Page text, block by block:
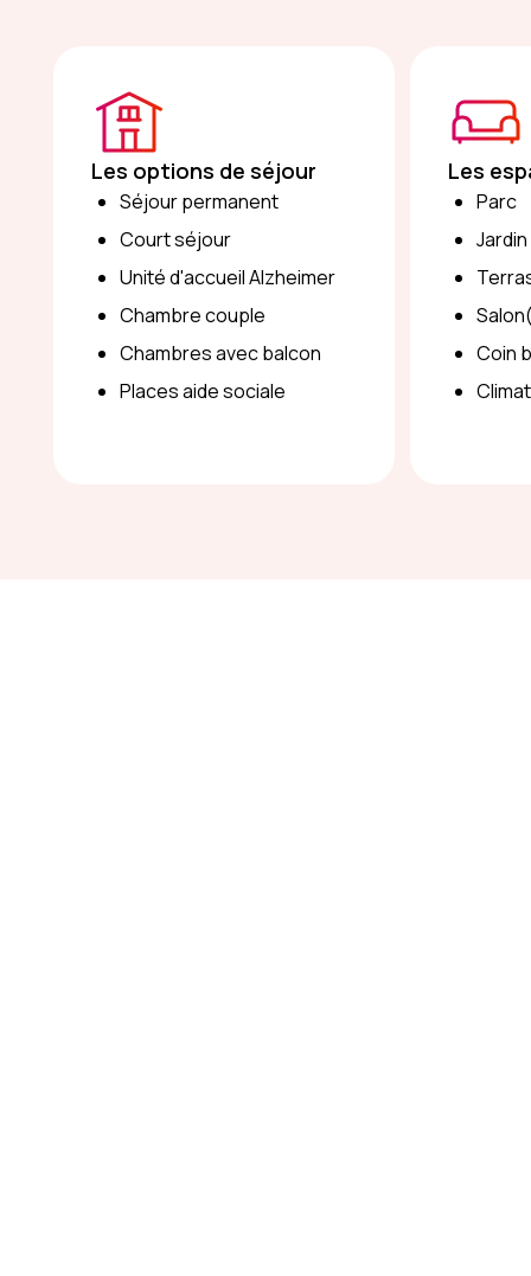
Les options de séjour
Séjour permanent
Court séjour
Unité d'accueil Alzheimer
Chambre couple
Chambres avec balcon
Places aide sociale
Les
Parc
Jardin
Coin